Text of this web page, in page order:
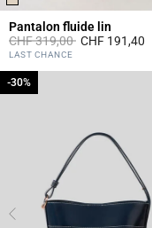
Pantalon fluide lin
Prix réduit à partir de
CHF 319,00àCHF 191,40
5 out of 5 Customer Rating
LAST CHANCE
-30%
-30%